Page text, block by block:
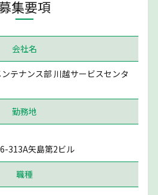
集要項
会社名
テナンス部 川越サービスセンタ
勤務地
313A矢島第2ビル
職種